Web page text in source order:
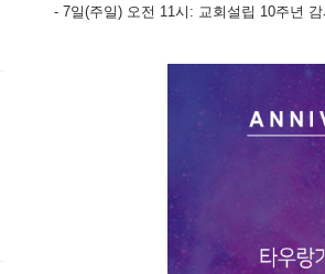
- 7일(주일) 오전 11시: 교회설립 10주년 감